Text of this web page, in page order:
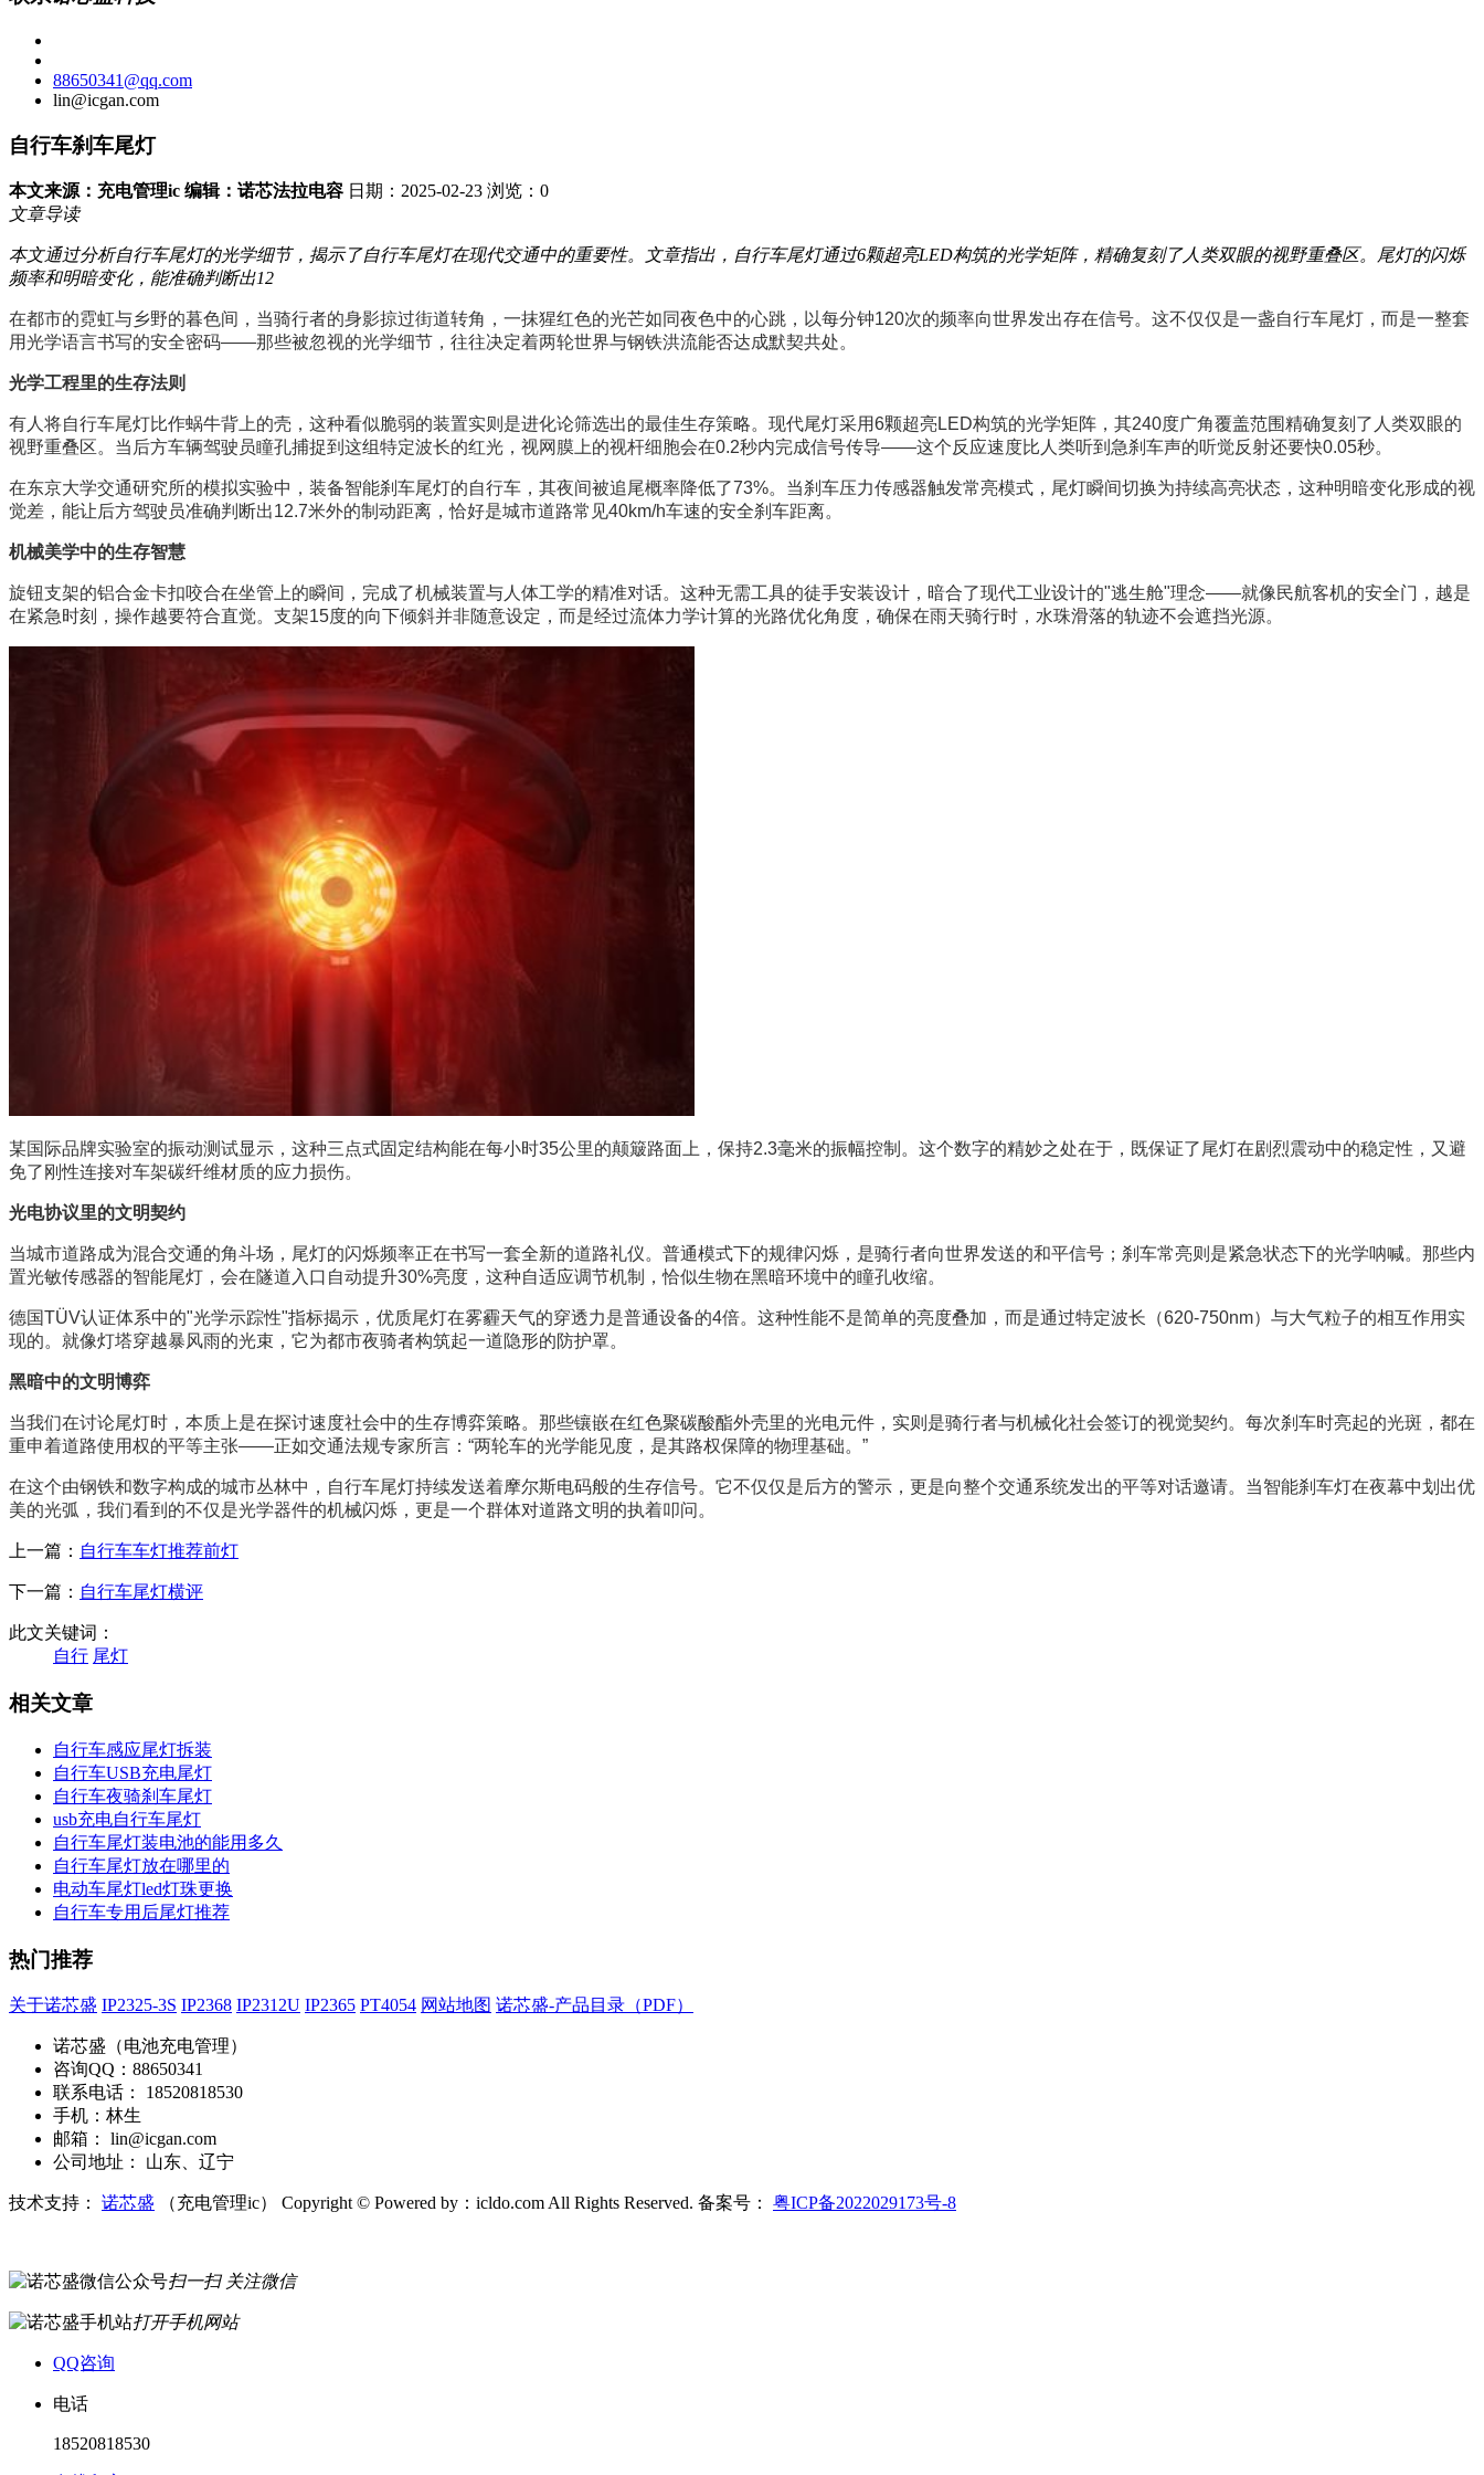
88650341@qq.com
lin@icgan.com
自行车刹车尾灯
本文来源：充电管理ic 编辑：诺芯法拉电容 日期：2025-02-23 浏览： 0
文章导读
本文通过分析自行车尾灯的光学细节，揭示了自行车尾灯在现代交通中的重要性。文章指出，自行车尾灯通过6颗超亮LED构筑的光学矩阵，精确复刻了人类双眼的视野重叠区。尾灯的闪烁
频率和明暗变化，能准确判断出12
在都市的霓虹与乡野的暮色间，当骑行者的身影掠过街道转角，一抹猩红色的光芒如同夜色中的心跳，以每分钟120次的频率向世界发出存在信号。这不仅仅是一盏自行车尾灯，而是一整套
用光学语言书写的安全密码——那些被忽视的光学细节，往往决定着两轮世界与钢铁洪流能否达成默契共处。
光学工程里的生存法则
有人将自行车尾灯比作蜗牛背上的壳，这种看似脆弱的装置实则是进化论筛选出的最佳生存策略。现代尾灯采用6颗超亮LED构筑的光学矩阵，其240度广角覆盖范围精确复刻了人类双眼的
视野重叠区。当后方车辆驾驶员瞳孔捕捉到这组特定波长的红光，视网膜上的视杆细胞会在0.2秒内完成信号传导——这个反应速度比人类听到急刹车声的听觉反射还要快0.05秒。
在东京大学交通研究所的模拟实验中，装备智能刹车尾灯的自行车，其夜间被追尾概率降低了73%。当刹车压力传感器触发常亮模式，尾灯瞬间切换为持续高亮状态，这种明暗变化形成的视
觉差，能让后方驾驶员准确判断出12.7米外的制动距离，恰好是城市道路常见40km/h车速的安全刹车距离。
机械美学中的生存智慧
旋钮支架的铝合金卡扣咬合在坐管上的瞬间，完成了机械装置与人体工学的精准对话。这种无需工具的徒手安装设计，暗合了现代工业设计的"逃生舱"理念——就像民航客机的安全门，越是
在紧急时刻，操作越要符合直觉。支架15度的向下倾斜并非随意设定，而是经过流体力学计算的光路优化角度，确保在雨天骑行时，水珠滑落的轨迹不会遮挡光源。
某国际品牌实验室的振动测试显示，这种三点式固定结构能在每小时35公里的颠簸路面上，保持2.3毫米的振幅控制。这个数字的精妙之处在于，既保证了尾灯在剧烈震动中的稳定性，又避
免了刚性连接对车架碳纤维材质的应力损伤。
光电协议里的文明契约
当城市道路成为混合交通的角斗场，尾灯的闪烁频率正在书写一套全新的道路礼仪。普通模式下的规律闪烁，是骑行者向世界发送的和平信号；刹车常亮则是紧急状态下的光学呐喊。那些内
置光敏传感器的智能尾灯，会在隧道入口自动提升30%亮度，这种自适应调节机制，恰似生物在黑暗环境中的瞳孔收缩。
德国TÜV认证体系中的"光学示踪性"指标揭示，优质尾灯在雾霾天气的穿透力是普通设备的4倍。这种性能不是简单的亮度叠加，而是通过特定波长（620-750nm）与大气粒子的相互作用实
现的。就像灯塔穿越暴风雨的光束，它为都市夜骑者构筑起一道隐形的防护罩。
黑暗中的文明博弈
当我们在讨论尾灯时，本质上是在探讨速度社会中的生存博弈策略。那些镶嵌在红色聚碳酸酯外壳里的光电元件，实则是骑行者与机械化社会签订的视觉契约。每次刹车时亮起的光斑，都在
重申着道路使用权的平等主张——正如交通法规专家所言：“两轮车的光学能见度，是其路权保障的物理基础。”
在这个由钢铁和数字构成的城市丛林中，自行车尾灯持续发送着摩尔斯电码般的生存信号。它不仅仅是后方的警示，更是向整个交通系统发出的平等对话邀请。当智能刹车灯在夜幕中划出优
美的光弧，我们看到的不仅是光学器件的机械闪烁，更是一个群体对道路文明的执着叩问。
上一篇： 自行车车灯推荐前灯
下一篇： 自行车尾灯横评
此文关键词：
自行 尾灯
相关文章
自行车感应尾灯拆装
自行车USB充电尾灯
自行车夜骑刹车尾灯
usb充电自行车尾灯
自行车尾灯装电池的能用多久
自行车尾灯放在哪里的
电动车尾灯led灯珠更换
自行车专用后尾灯推荐
热门推荐
关于诺芯盛 IP2325-3S IP2368 IP2312U IP2365 PT4054 网站地图 诺芯盛-产品目录（PDF）
诺芯盛（电池充电管理）
咨询QQ：88650341
联系电话： 18520818530
手机：林生
邮箱： lin@icgan.com
公司地址： 山东、辽宁
技术支持： 诺芯盛 （充电管理ic） Copyright © Powered by：icldo.com All Rights Reserved. 备案号： 粤ICP备2022029173号-8
扫一扫 关注微信
打开手机网站
QQ咨询
电话
18520818530